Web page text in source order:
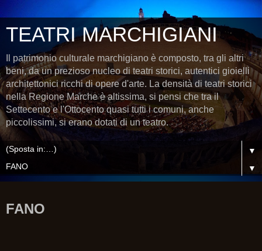
TEATRI MARCHIGIANI
Il patrimonio culturale marchigiano è composto, tra gli altri
beni, da un prezioso nucleo di teatri storici, autentici gioielli
architettonici ricchi di opere d'arte. La densità di teatri storici
nella Regione Marche è altissima, si pensi che tra il
Settecento e l'Ottocento quasi tutti i comuni, anche
piccolissimi, si erano dotati di un teatro.
▼
▼
FANO